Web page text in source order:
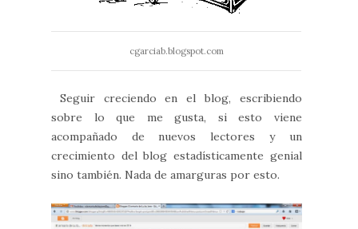
cgarciab.blogspot.com
Seguir creciendo en el blog, escribiendo
sobre lo que me gusta, si esto viene
acompañado de nuevos lectores y un
crecimiento del blog estadísticamente genial
sino también. Nada de amarguras por esto.